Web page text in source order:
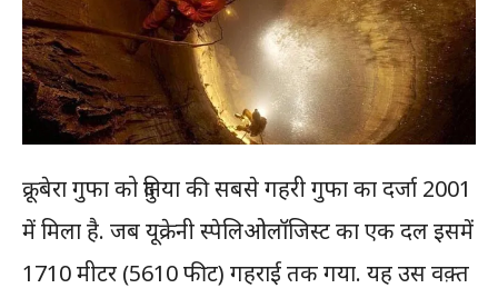
क्रूबेरा गुफा को दुनिया की सबसे गहरी गुफा का दर्जा 2001
में मिला है. जब यूक्रेनी स्पेलिओलॉजिस्ट का एक दल इसमें
1710 मीटर (5610 फीट) गहराई तक गया. यह उस वक़्त